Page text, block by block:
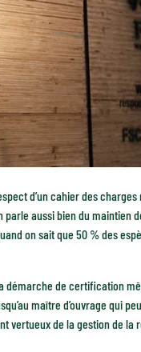
d’un cahier des
aussi bien du maintien
on sait que 50 % des
démarche de certification
maître d’ouvrage qui
vertueux de la gestion de la